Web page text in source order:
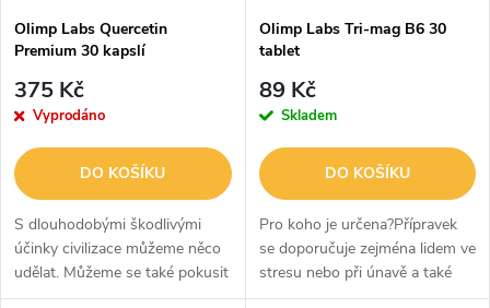
Olimp Labs Quercetin
Premium 30 kapslí
375 Kč
Vyprodáno
DO KOŠÍKU
S dlouhodobými škodlivými
účinky civilizace můžeme něco
udělat. Můžeme se také pokusit
udělat něco s jakoukoli formou
Olimp Labs Tri-mag B6 30
tablet
89 Kč
Skladem
DO KOŠÍKU
Pro koho je určena?Přípravek
se doporučuje zejména lidem ve
stresu nebo při únavě a také
fyzicky aktivním lidem, kteří